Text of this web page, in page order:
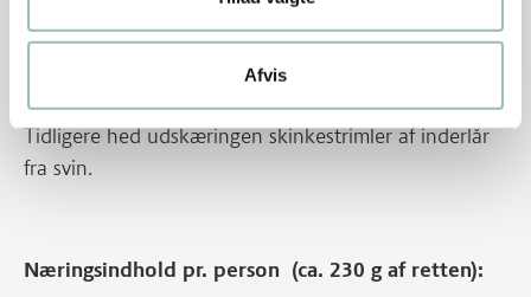
Afvis
Energifordeling
Nu hedder det minutstrimler af inderlår fra gris.
Tidligere hed udskæringen skinkestrimler af inderlår
fra svin.
Næringsindhold pr. person (ca. 230 g af retten):